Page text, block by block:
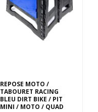
REPOSE MOTO /
TABOURET RACING
BLEU DIRT BIKE / PIT
MINI / MOTO / QUAD